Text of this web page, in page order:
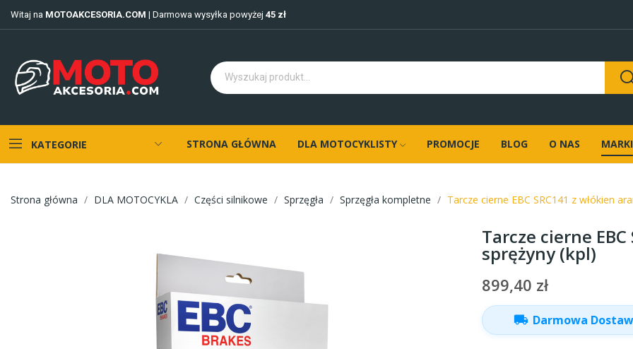
Witaj na MOTOAKCESORIA.COM | Darmowa wysyłka powyżej 45 zł
KATEGORIE STRONA GŁÓWNA DLA MOTOCYKLISTY PROMOCJE BLOG O NAS MARKI
Strona główna DLA MOTOCYKLA Części silnikowe Sprzęgła Sprzęgła kompletne Tarcze cierne EBC SRC141 z włókien
Tarcze cierne
sprężyny (kpl)
899,40 zł
local_shipping Darmowa